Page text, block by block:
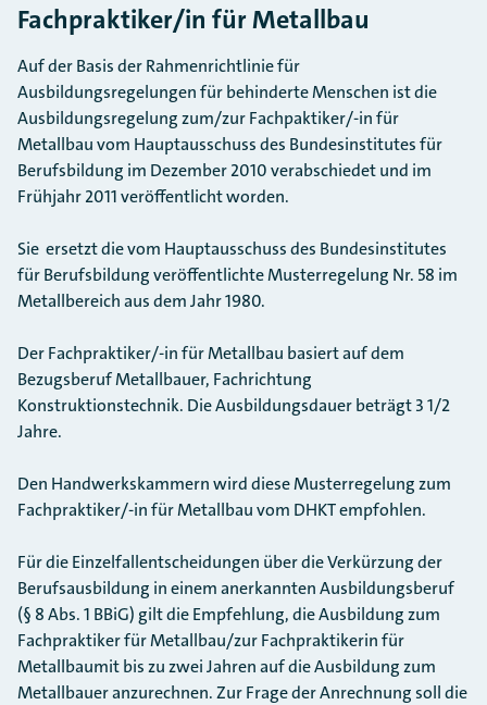
Fachpraktiker/in für Metallbau
Auf der Basis der Rahmenrichtlinie für
Ausbildungsregelungen für behinderte Menschen ist die
Ausbildungsregelung zum/zur Fachpaktiker/-in für
Metallbau vom Hauptausschuss des Bundesinstitutes für
Berufsbildung im Dezember 2010 verabschiedet und im
Frühjahr 2011 veröffentlicht worden.
Sie ersetzt die vom Hauptausschuss des Bundesinstitutes
für Berufsbildung veröffentlichte Musterregelung Nr. 58 im
Metallbereich aus dem Jahr 1980.
Der Fachpraktiker/-in für Metallbau basiert auf dem
Bezugsberuf Metallbauer, Fachrichtung
Konstruktionstechnik. Die Ausbildungsdauer beträgt 3 1/2
Jahre.
Den Handwerkskammern wird diese Musterregelung zum
Fachpraktiker/-in für Metallbau vom DHKT empfohlen.
Für die Einzelfallentscheidungen über die Verkürzung der
Berufsausbildung in einem anerkannten Ausbildungsberuf
(§ 8 Abs. 1 BBiG) gilt die Empfehlung, die Ausbildung zum
Fachpraktiker für Metallbau/zur Fachpraktikerin für
Metallbaumit bis zu zwei Jahren auf die Ausbildung zum
Metallbauer anzurechnen. Zur Frage der Anrechnung soll die